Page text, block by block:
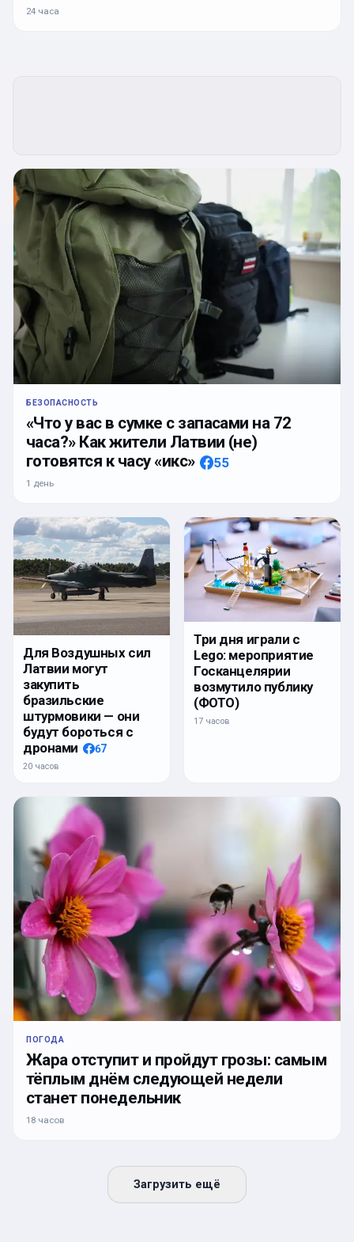
24 часа
БЕЗОПАСНОСТЬ
«Что у вас в сумке с запасами на 72
часа?» Как жители Латвии (не)
готовятся к часу «икс»
55
1 день
Для Воздушных сил
Латвии могут
закупить
бразильские
штурмовики — они
будут бороться с
дронами
67
20 часов
Три дня играли с
Lego: мероприятие
Госканцелярии
возмутило публику
(ФОТО)
17 часов
ПОГОДА
Жара отступит и пройдут грозы: самым
тёплым днём следующей недели
станет понедельник
18 часов
Загрузить ещё